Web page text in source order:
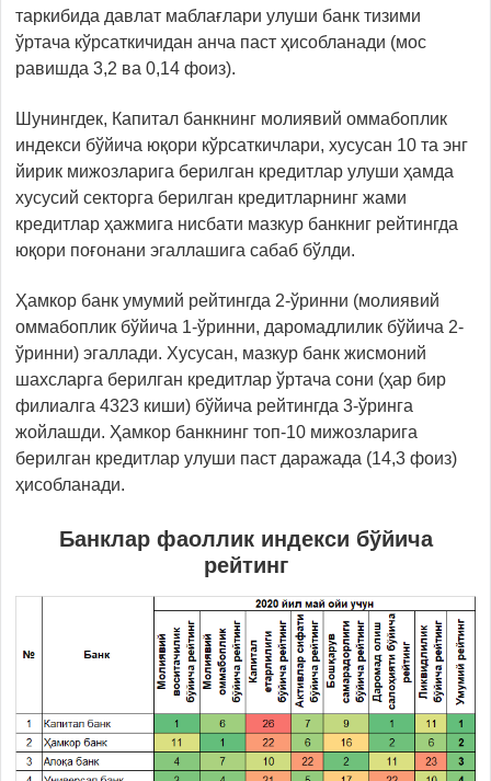
таркибида давлат маблағлари улуши банк тизими
ўртача кўрсаткичидан анча паст ҳисобланади (мос
равишда 3,2 ва 0,14 фоиз).
Шунингдек, Капитал банкнинг молиявий оммабоплик
индекси бўйича юқори кўрсаткичлари, хусусан 10 та энг
йирик мижозларига берилган кредитлар улуши ҳамда
хусусий секторга берилган кредитларнинг жами
кредитлар ҳажмига нисбати мазкур банкниг рейтингда
юқори поғонани эгаллашига сабаб бўлди.
Ҳамкор банк умумий рейтингда 2-ўринни (молиявий
оммабоплик бўйича 1-ўринни, даромадлилик бўйича 2-
ўринни) эгаллади. Хусусан, мазкур банк жисмоний
шахсларга берилган кредитлар ўртача сони (ҳар бир
филиалга 4323 киши) бўйича рейтингда 3-ўринга
жойлашди. Ҳамкор банкнинг топ-10 мижозларига
берилган кредитлар улуши паст даражада (14,3 фоиз)
ҳисобланади.
Банклар фаоллик индекси бўйича
рейтинг